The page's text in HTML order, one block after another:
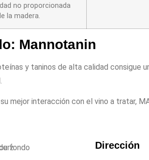
no proporcionada
la madera.
Mannotanin
y taninos de alta calidad
mejor interacción con el vino a tratar,
Dirección